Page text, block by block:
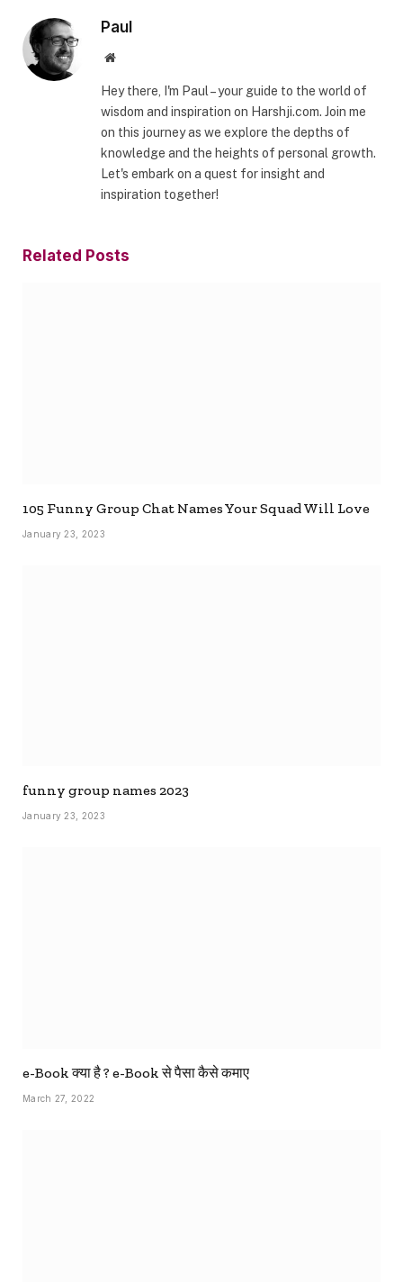
Paul
Website
Hey there, I'm Paul – your guide to the world of
wisdom and inspiration on Harshji.com. Join me
on this journey as we explore the depths of
knowledge and the heights of personal growth.
Let's embark on a quest for insight and
inspiration together!
Related Posts
105 Funny Group Chat Names Your Squad Will Love
January 23, 2023
funny group names 2023
January 23, 2023
e-Book क्या है ? e-Book से पैसा कैसे कमाए
March 27, 2022